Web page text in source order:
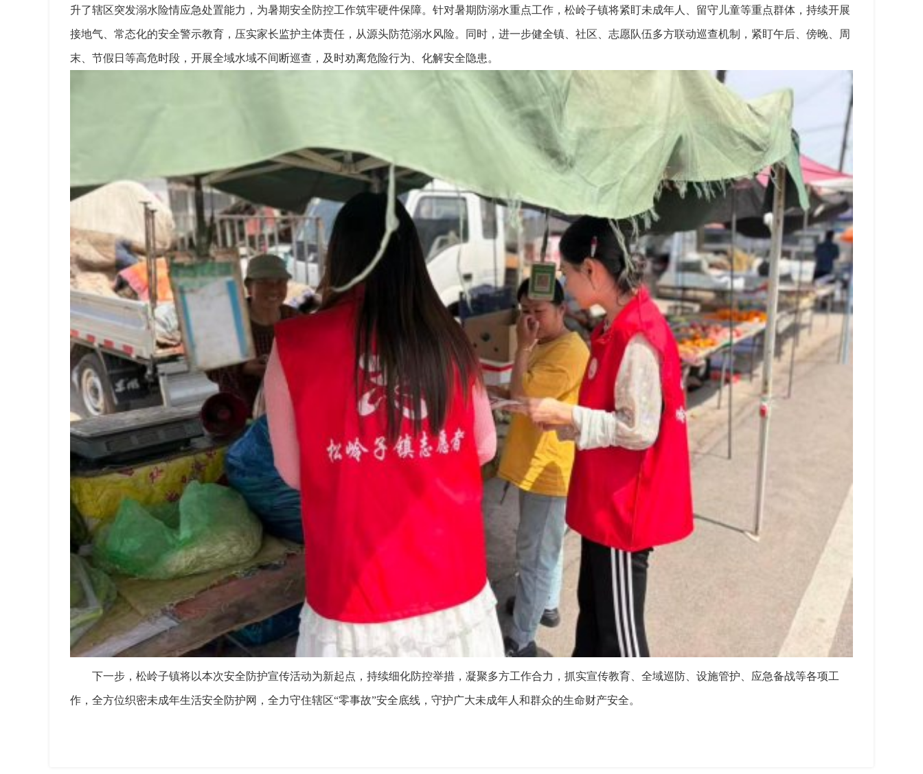
升了辖区突发溺水险情应急处置能力，为暑期安全防控工作筑牢硬件保障。针对暑期防溺水重点工作，松岭子镇将紧盯未成年人、留守儿童等重点群体，持续开展
接地气、常态化的安全警示教育，压实家长监护主体责任，从源头防范溺水风险。同时，进一步健全镇、社区、志愿队伍多方联动巡查机制，紧盯午后、傍晚、周
末、节假日等高危时段，开展全域水域不间断巡查，及时劝离危险行为、化解安全隐患。
下一步，松岭子镇将以本次安全防护宣传活动为新起点，持续细化防控举措，凝聚多方工作合力，抓实宣传教育、全域巡防、设施管护、应急备战等各项工
作，全方位织密未成年生活安全防护网，全力守住辖区“零事故”安全底线，守护广大未成年人和群众的生命财产安全。